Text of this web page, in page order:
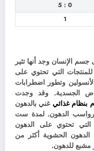
0 : 5
1
الإنسان وجد أنها تثير
للمنتجات التي تحتوي على
وتطور اضطرابات
الجسدية. وقد وجدت
بنظام غذائي غني بالدهون
الدهون. لمدة ست
تحتوي على الدهون
لذلك اكتسبوا 33٪ من الدهون الحشوية أكثر من
مشبع للدهون.